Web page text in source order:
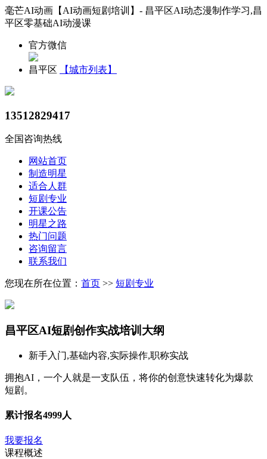
毫芒AI动画【AI动画短剧培训】- 昌平区AI动态漫制作学习,昌
平区零基础AI动漫课
官方微信
昌平区 【城市列表】
13512829417
全国咨询热线
网站首页
制造明星
适合人群
短剧专业
开课公告
明星之路
热门问题
咨询留言
联系我们
您现在所在位置： 首页 >> 短剧专业
昌平区AI短剧创作实战培训大纲
新手入门,基础内容,实际操作,职称实战
拥抱AI，一个人就是一支队伍，将你的创意快速转化为爆款
短剧。
累计报名4999人
我要报名
课程概述